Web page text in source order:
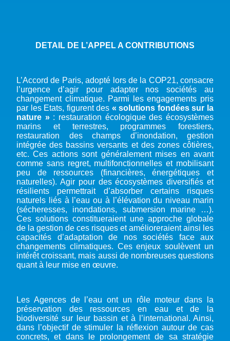
DETAIL DE L’APPEL A CONTRIBUTIONS
L’Accord de Paris, adopté lors de la COP21, consacre
l’urgence d’agir pour adapter nos sociétés au
changement climatique. Parmi les engagements pris
par les Etats, figurent des « solutions fondées sur la
nature »: restauration écologique des écosystèmes
marins et terrestres, programmes forestiers,
restauration des champs d’inondation, gestion
intégrée des bassins versants et des zones côtières,
etc. Ces actions sont généralement mises en avant
comme sans regret, multifonctionnelles et mobilisant
peu de ressources (financières, énergétiques et
naturelles). Agir pour des écosystèmes diversifiés et
résilients permettrait d’absorber certains risques
naturels liés à l’eau ou à l’élévation du niveau marin
(sécheresses, inondations, submersion marine …).
Ces solutions constitueraient une approche globale
de la gestion de ces risques et amélioreraient ainsi les
capacités d’adaptation de nos sociétés face aux
changements climatiques. Ces enjeux soulèvent un
intérêt croissant, mais aussi de nombreuses questions
quant à leur mise en œuvre.
Les Agences de l’eau ont un rôle moteur dans la
préservation des ressources en eau et de la
biodiversité sur leur bassin et à l’international. Ainsi,
dans l’objectif de stimuler la réflexion autour de cas
concrets, et dans le prolongement de sa stratégie